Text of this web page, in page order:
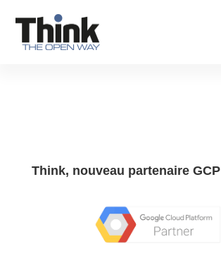
Think, nouveau partenaire GCP